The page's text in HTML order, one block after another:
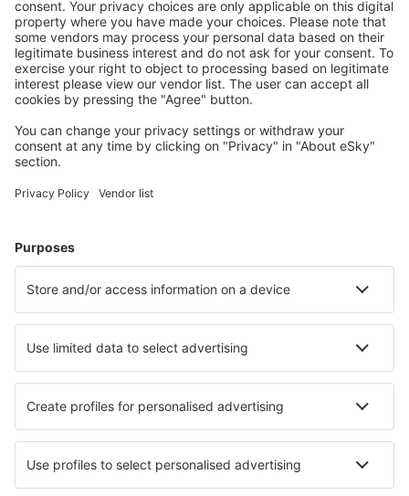
Economiseşte mai mult
Prețuri atractive și oferte speciale pentru utilizatorii
conectați.
Alege din peste 1,3 mil. de opţiuni: hoteluri, cabane,
apartamente și altele.
Hoteluri în Spania - Orașe populare
Hoteluri în Barcelona Hoteluri în Mijas
Hoteluri în Marbella Hoteluri în Madrid
Hoteluri în Malaga Hoteluri în Torremolinos
Hoteluri în Aguilas Hoteluri în Sevilia